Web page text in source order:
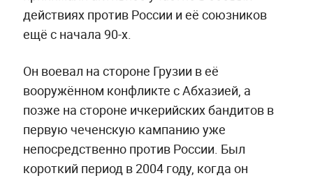
действиях против России и её союзников
ещё с начала 90-х.
Он воевал на стороне Грузии в её
вооружённом конфликте с Абхазией, а
позже на стороне ичкерийских бандитов в
первую чеченскую кампанию уже
непосредственно против России. Был
короткий период в 2004 году, когда он